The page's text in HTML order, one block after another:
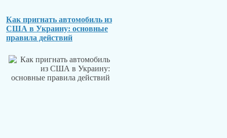
Как пригнать автомобиль из
США в Украину: основные
правила действий